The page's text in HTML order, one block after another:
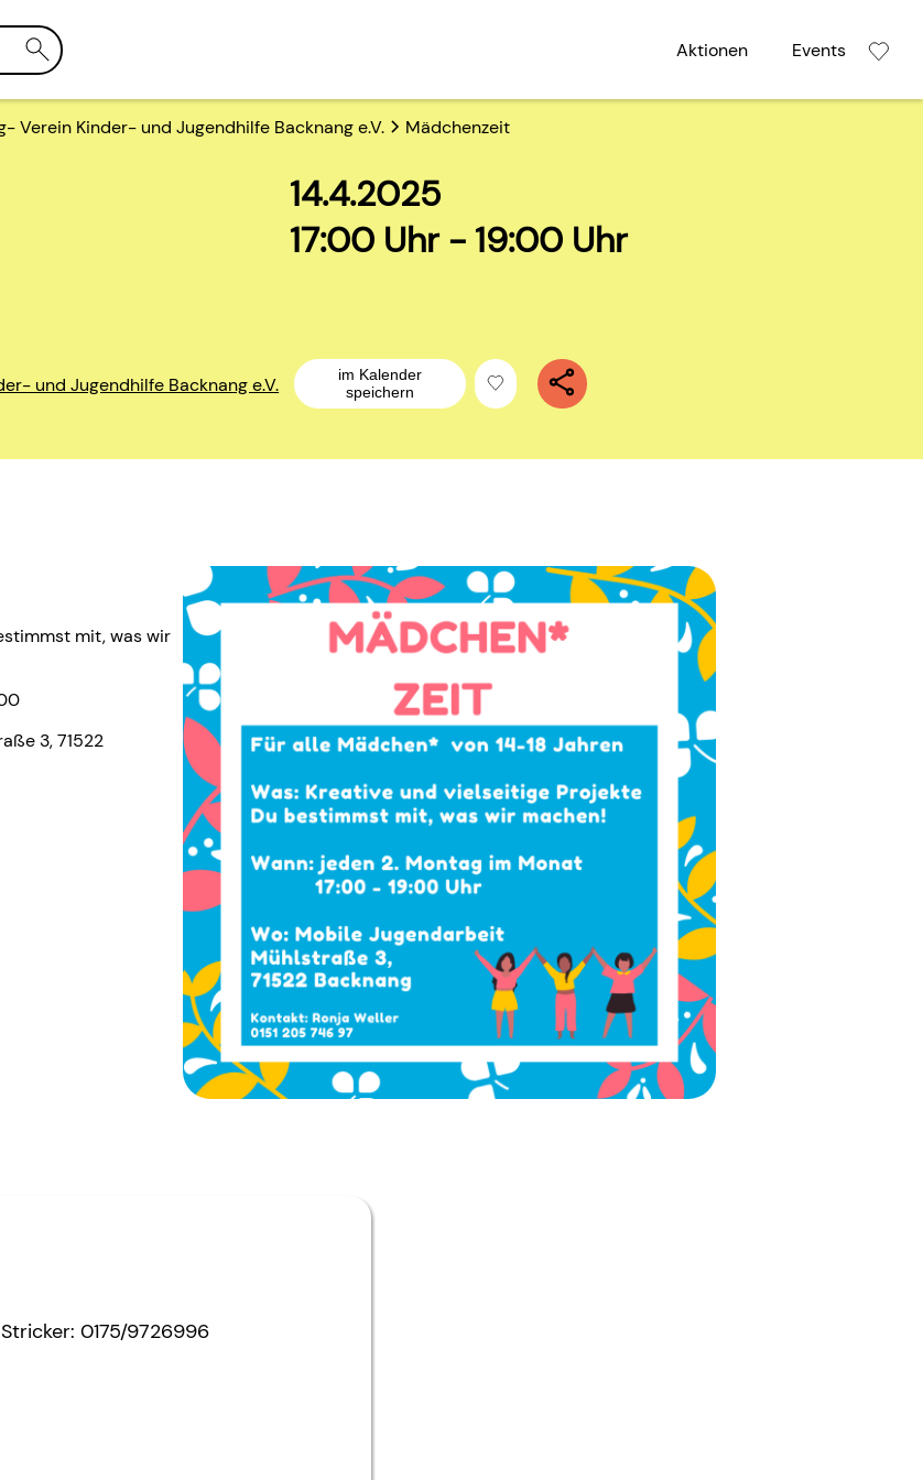
Aktionen Events
Verein Kinder- und Jugendhilfe Backnang e.V. Mädchenzeit
14.4.2025
17:00 Uhr - 19:00 Uhr
und Jugendhilfe Backnang e.V.
im Kalender
speichern
mit, was wir
3, 71522
0175/9726996